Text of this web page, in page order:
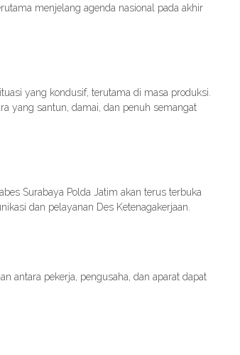
menjelang agenda nasional pada akhir
yang kondusif, terutama di masa produksi.
yang santun, damai, dan penuh semangat
Surabaya Polda Jatim akan terus terbuka
dan pelayanan Des Ketenagakerjaan.
antara pekerja, pengusaha, dan aparat dapat